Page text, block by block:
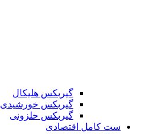
گیربکس هلیکال
گیربکس خورشیدی
گیربکس حلزونی
ست کامل اقتصادی